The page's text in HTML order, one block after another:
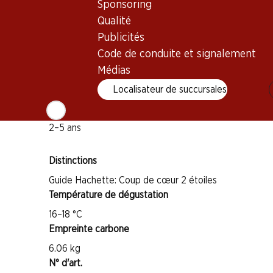
Sponsoring
Qualité
Publicités
Code de conduite et signalement
Médias
Localisateur de succursales
Maturité
2–5 ans
Distinctions
Guide Hachette: Coup de cœur 2 étoiles
Température de dégustation
16–18 °C
Empreinte carbone
6.06 kg
N° d'art.